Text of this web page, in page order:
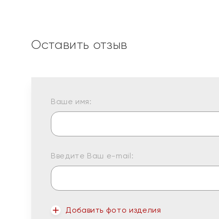
Оставить отзыв
Ваше имя:
Введите Ваш e-mail:
Добавить фото изделия